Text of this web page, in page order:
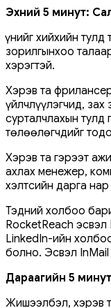
Эхний 5 минут:
Үүнийг хийхийн
зорилгынхоо
хэрэгтэй.
Хэрэв та
үйлчлүүлэгчид,
сурталчлахын
төлөөлөгчдийг
Хэрэв та гэрээт
ахлах менежер,
хэлтсийн дарга
Тэдний холбоо
RocketReach эсвэл
LinkedIn-ийн
болно. Эсвэл
Дараагийн 5
Жишээлбэл, хэрэв